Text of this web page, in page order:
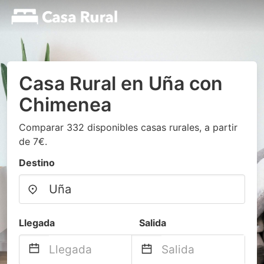
Casa Rural en Uña con
Chimenea
Comparar 332 disponibles casas rurales, a partir
de 7€.
Destino
Llegada Salida